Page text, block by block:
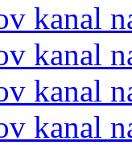
kanal
kanal
kanal
kanal